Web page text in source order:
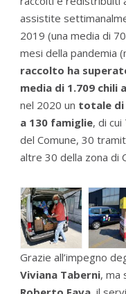
assistite
2019 (una media di
mesi della pandemia
raccolto ha
media di 1.709 chili
nel 2020 un totale di
a 130 famiglie, di
del Comune, 30
altre 30 della zona di
Grazie all’impegno
Viviana Taberni, ma